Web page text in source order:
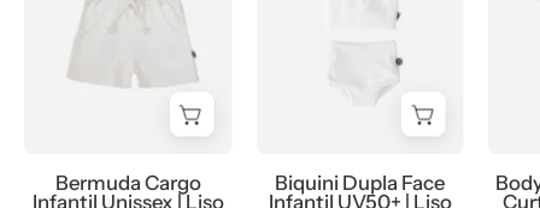
Unissex
MiniMalista
Branco
-
Bermuda Cargo
Infantil Unissex | Liso
Infantil
UV50+
MiniMalista
Off
Biquini Dupla Face
Infantil UV50+ | Liso